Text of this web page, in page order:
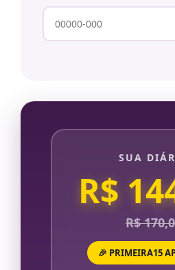
SUA
R$
R$
🎉 PRIMEIRA15